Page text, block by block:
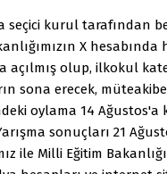
seçici kurul tarafından
X hesabında
açılmış olup, ilkokul
sona erecek,
oylama 14 Ağustos'a
sonuçları 21
ile Milli Eğitim